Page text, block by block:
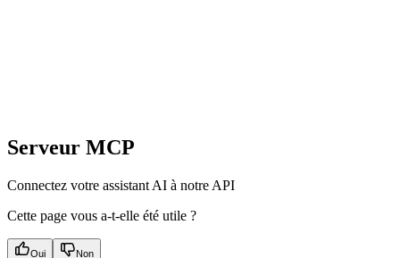
Serveur MCP
Connectez votre assistant AI à notre API
Cette page vous a-t-elle été utile ?
Oui Non